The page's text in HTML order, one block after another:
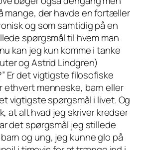
mange, der havde en fortæller
og som samtidig på en
spørgsmål til hvem man
kan jeg kun komme i tanke
og Astrid Lindgren)
Er det vigtigste filosofiske
ethvert menneske, barn eller
vigtigste spørgsmål i livet. Og
at alt hvad jeg skriver kredser
det spørgsmål jeg stillede
og ung, jeg kunne glo på